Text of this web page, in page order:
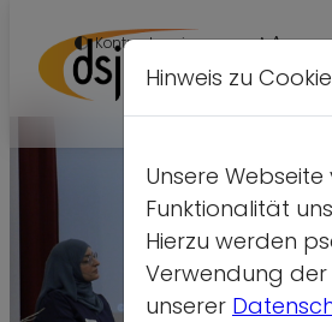
Kontrastversion A A A
Hinweis zu
Unsere
Funktionalität
Hierzu werden
Verwendung der
unserer